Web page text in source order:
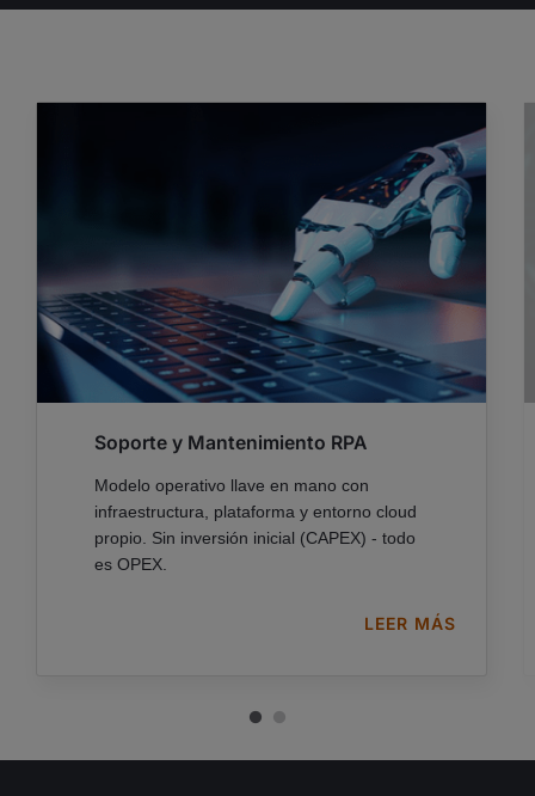
Soporte y Mantenimiento RPA
Modelo operativo llave en mano con
infraestructura, plataforma y entorno cloud
propio. Sin inversión inicial (CAPEX) - todo
es OPEX.
LEER MÁS